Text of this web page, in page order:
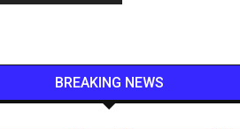
BREAKING NEWS